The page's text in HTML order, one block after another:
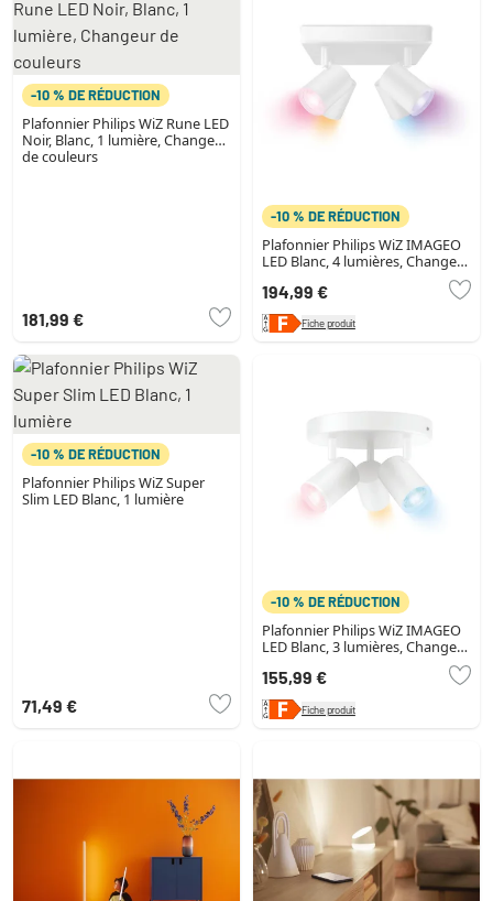
-10 % DE RÉDUCTION
Plafonnier Philips WiZ Rune LED
Noir, Blanc, 1 lumière, Changeur
de couleurs
181,99 €
-10 % DE RÉDUCTION
Plafonnier Philips WiZ IMAGEO
LED Blanc, 4 lumières, Changeur
194,99 €
Fiche produit
-10 % DE RÉDUCTION
Plafonnier Philips WiZ Super
Slim LED Blanc, 1 lumière
71,49 €
-10 % DE RÉDUCTION
Plafonnier Philips WiZ IMAGEO
LED Blanc, 3 lumières, Changeur
155,99 €
Fiche produit